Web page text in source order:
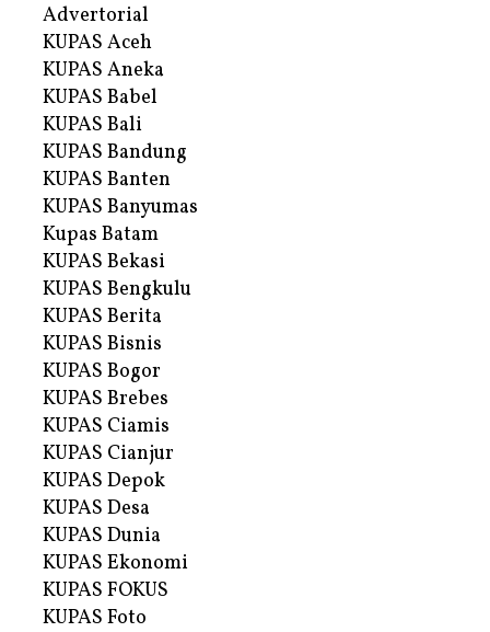
Advertorial
KUPAS Aceh
KUPAS Aneka
KUPAS Babel
KUPAS Bali
KUPAS Bandung
KUPAS Banten
KUPAS Banyumas
Kupas Batam
KUPAS Bekasi
KUPAS Bengkulu
KUPAS Berita
KUPAS Bisnis
KUPAS Bogor
KUPAS Brebes
KUPAS Ciamis
KUPAS Cianjur
KUPAS Depok
KUPAS Desa
KUPAS Dunia
KUPAS Ekonomi
KUPAS FOKUS
KUPAS Foto